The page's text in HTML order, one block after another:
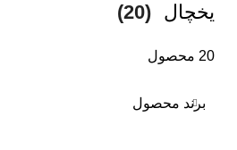
یخچال (20)
20 محصول
برند محصول